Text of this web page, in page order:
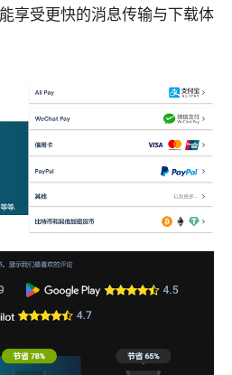
享受更快的消息传输与下载体